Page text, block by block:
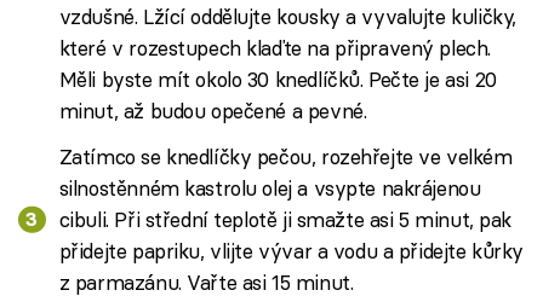
vzdušné. Lžící oddělujte kousky a vyvalujte kuličky,
které v rozestupech klaďte na připravený plech.
Měli byste mít okolo 30 knedlíčků. Pečte je asi 20
minut, až budou opečené a pevné.
Zatímco se knedlíčky pečou, rozehřejte ve velkém
silnostěnném kastrolu olej a vsypte nakrájenou
cibuli. Při střední teplotě ji smažte asi 5 minut, pak
přidejte papriku, vlijte vývar a vodu a přidejte kůrky
z parmazánu. Vařte asi 15 minut.